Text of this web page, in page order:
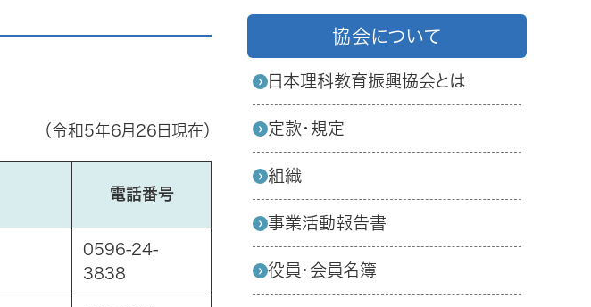
（令和5年6月26日現在）
電話番号
0596-24-
3838
協会について
日本理科教育振興協会とは
定款・規定
組織
事業活動報告書
役員・会員名簿